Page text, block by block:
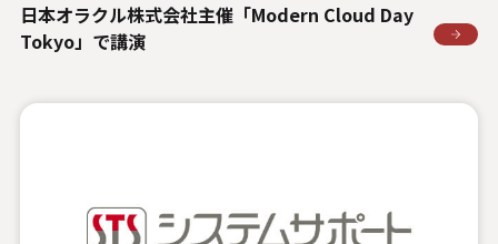
日本オラクル株式会社主催「Modern Cloud Day
Tokyo」で講演